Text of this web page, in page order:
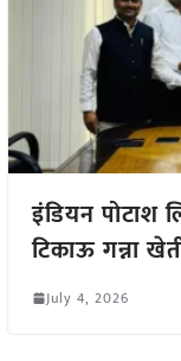
इंडियन पोटाश
टिकाऊ गन्ना
July 4, 2026